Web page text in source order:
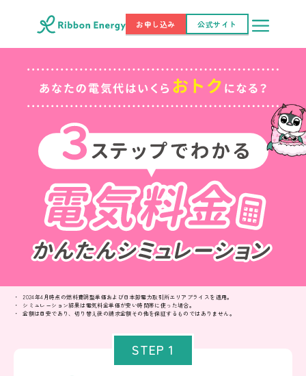
お申し込み 公式サイト
2024年4月時点の燃料費調整単価および日本卸電力取引所エリアプライスを適用。
シミュレーション結果は電気料金単価が安い時間帯に使った場合。
金額は目安であり、切り替え後の請求金額その他を保証するものではありません。
STEP 1